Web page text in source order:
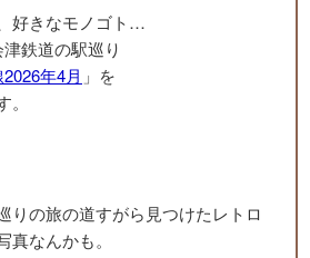
好きなモノゴト…
鉄道の駅巡り
年4月 」を
りの旅の道すがら見つけたレトロ
なんかも。